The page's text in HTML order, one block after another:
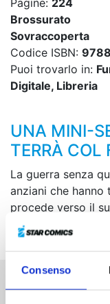
Consenso
Pagine: 224
Brossurato
Sovraccoperta
Codice ISBN:
Puoi trovarlo in:
Digitale, Libreria
UNA MINI-
TERRÀ COL
La guerra senza
anziani che
procede verso il
abbassare la